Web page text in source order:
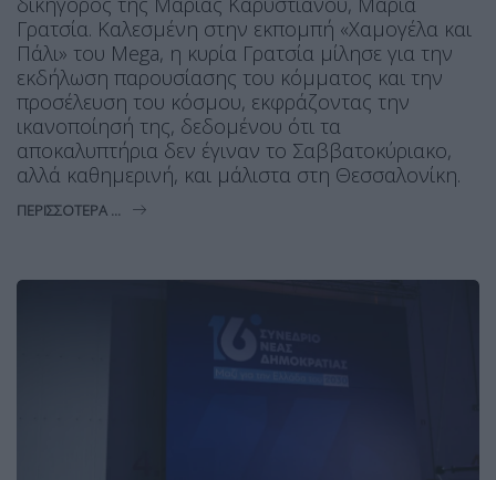
Γρατσία. Καλεσμένη στην εκπομπή «Χαμογέλα και
Πάλι» του Mega, η κυρία Γρατσία μίλησε για την
εκδήλωση παρουσίασης του κόμματος και την
προσέλευση του κόσμου, εκφράζοντας την
ικανοποίησή της, δεδομένου ότι τα
αποκαλυπτήρια δεν έγιναν το Σαββατοκύριακο,
αλλά καθημερινή, και μάλιστα στη Θεσσαλονίκη.
ΠΕΡΙΣΣΌΤΕΡΑ ...